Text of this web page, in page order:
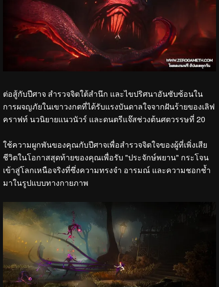
ต่อสู้กับปีศาจ สำรวจจิตใต้สำนึก และไขปริศนาอันซับซ้อนใน
การผจญภัยในเขาวงกตที่ได้รับแรงบันดาลใจจากฝันร้ายของเลิฟ
คราฟท์ นวนิยายแนวนัวร์ และดนตรีแจ๊สช่วงต้นศตวรรษที่ 20
ใช้ความผูกพันของคุณกับปีศาจเพื่อสำรวจจิตใจของผู้ที่เพิ่งเสีย
ชีวิตในโอกาสสุดท้ายของคุณเพื่อรับ "ประจักษ์พยาน" กระโจน
เข้าสู่โลกเหนือจริงที่ซึ่งความทรงจำ อารมณ์ และความชอกช้ำ
มาในรูปแบบทางกายภาพ